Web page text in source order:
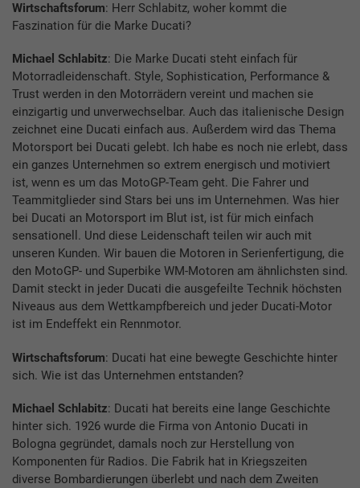
Wirtschaftsforum: Herr Schlabitz, woher kommt die
Faszination für die Marke Ducati?
Michael Schlabitz: Die Marke Ducati steht einfach für
Motorradleidenschaft. Style, Sophistication, Performance &
Trust werden in den Motorrädern vereint und machen sie
einzigartig und unverwechselbar. Auch das italienische Design
zeichnet eine Ducati einfach aus. Außerdem wird das Thema
Motorsport bei Ducati gelebt. Ich habe es noch nie erlebt, dass
ein ganzes Unternehmen so extrem energisch und motiviert
ist, wenn es um das MotoGP-Team geht. Die Fahrer und
Teammitglieder sind Stars bei uns im Unternehmen. Was hier
bei Ducati an Motorsport im Blut ist, ist für mich einfach
sensationell. Und diese Leidenschaft teilen wir auch mit
unseren Kunden. Wir bauen die Motoren in Serienfertigung, die
den MotoGP- und Superbike WM-Motoren am ähnlichsten sind.
Damit steckt in jeder Ducati die ausgefeilte Technik höchsten
Niveaus aus dem Wettkampfbereich und jeder Ducati-Motor
ist im Endeffekt ein Rennmotor.
Wirtschaftsforum: Ducati hat eine bewegte Geschichte hinter
sich. Wie ist das Unternehmen entstanden?
Michael Schlabitz: Ducati hat bereits eine lange Geschichte
hinter sich. 1926 wurde die Firma von Antonio Ducati in
Bologna gegründet, damals noch zur Herstellung von
Komponenten für Radios. Die Fabrik hat in Kriegszeiten
diverse Bombardierungen überlebt und nach dem Zweiten